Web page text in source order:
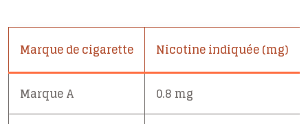
Marque de cigarette Nicotine indiquée (mg)
Marque A 0.8 mg